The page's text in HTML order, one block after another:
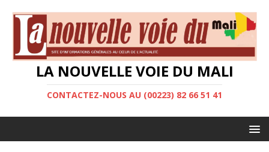
LA NOUVELLE VOIE DU MALI
CONTACTEZ-NOUS AU (00223) 82 66 51 41